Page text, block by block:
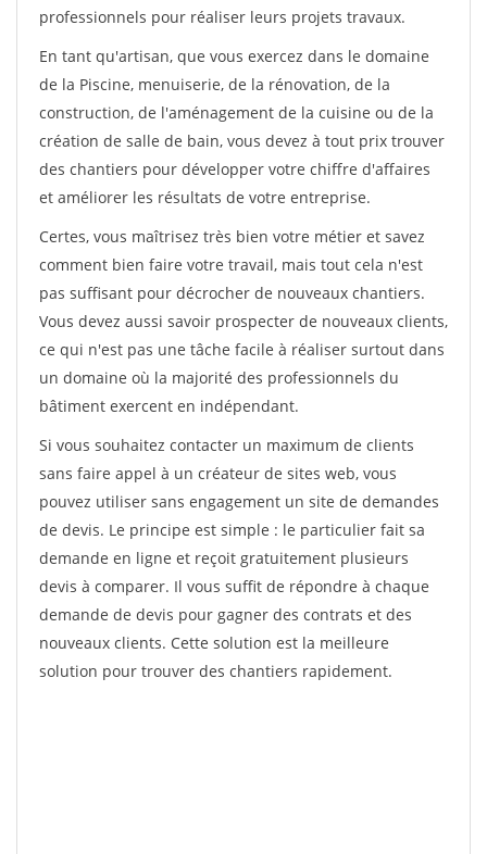
professionnels pour réaliser leurs projets travaux.
En tant qu'artisan, que vous exercez dans le domaine
de la Piscine, menuiserie, de la rénovation, de la
construction, de l'aménagement de la cuisine ou de la
création de salle de bain, vous devez à tout prix trouver
des chantiers pour développer votre chiffre d'affaires
et améliorer les résultats de votre entreprise.
Certes, vous maîtrisez très bien votre métier et savez
comment bien faire votre travail, mais tout cela n'est
pas suffisant pour décrocher de nouveaux chantiers.
Vous devez aussi savoir prospecter de nouveaux clients,
ce qui n'est pas une tâche facile à réaliser surtout dans
un domaine où la majorité des professionnels du
bâtiment exercent en indépendant.
Si vous souhaitez contacter un maximum de clients
sans faire appel à un créateur de sites web, vous
pouvez utiliser sans engagement un site de demandes
de devis. Le principe est simple : le particulier fait sa
demande en ligne et reçoit gratuitement plusieurs
devis à comparer. Il vous suffit de répondre à chaque
demande de devis pour gagner des contrats et des
nouveaux clients. Cette solution est la meilleure
solution pour trouver des chantiers rapidement.